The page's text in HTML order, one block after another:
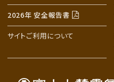
2026年 安全報告書
サイトご利用について